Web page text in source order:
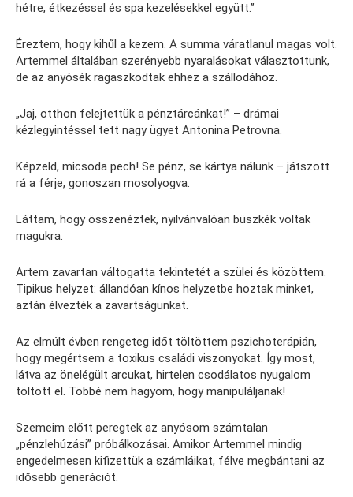
hétre, étkezéssel és spa kezelésekkel együtt.”
Éreztem, hogy kihűl a kezem. A summa váratlanul magas volt.
Artemmel általában szerényebb nyaralásokat választottunk,
de az anyósék ragaszkodtak ehhez a szállodához.
„Jaj, otthon felejtettük a pénztárcánkat!” – drámai
kézlegyintéssel tett nagy ügyet Antonina Petrovna.
Képzeld, micsoda pech! Se pénz, se kártya nálunk – játszott
rá a férje, gonoszan mosolyogva.
Láttam, hogy összenéztek, nyilvánvalóan büszkék voltak
magukra.
Artem zavartan váltogatta tekintetét a szülei és közöttem.
Tipikus helyzet: állandóan kínos helyzetbe hoztak minket,
aztán élvezték a zavartságunkat.
Az elmúlt évben rengeteg időt töltöttem pszichoterápián,
hogy megértsem a toxikus családi viszonyokat. Így most,
látva az önelégült arcukat, hirtelen csodálatos nyugalom
töltött el. Többé nem hagyom, hogy manipuláljanak!
Szemeim előtt peregtek az anyósom számtalan
„pénzlehúzási” próbálkozásai. Amikor Artemmel mindig
engedelmesen kifizettük a számláikat, félve megbántani az
idősebb generációt.